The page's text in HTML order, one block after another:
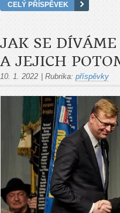
CELÝ PŘÍSPĚVEK
JAK SE
A JEJICH
10. 1. 2022 Rubrika: příspěvky